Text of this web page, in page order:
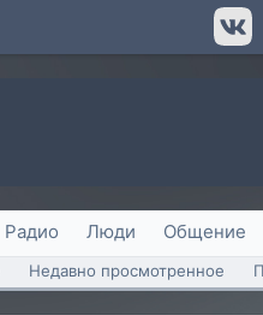
Радио Люди Общение
Недавно просмотренное